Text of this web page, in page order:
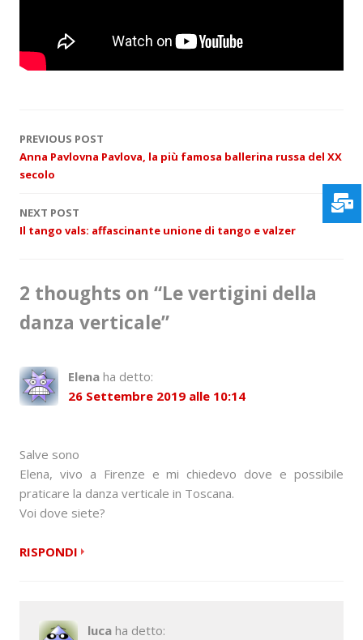
P
o
s
t
a
v
i
g
t
i
o
n
PREVIOUS POST
Anna Pavlovna Pavlova, la più famosa ballerina russa del XX
secolo
NEXT POST
Il tango vals: affascinante unione di tango e valzer
2 thoughts on “Le vertigini della
danza verticale”
Elena ha detto:
26 Settembre 2019 alle 10:14
Salve sono
Elena, vivo a Firenze e mi chiedevo dove e possibile
praticare la danza verticale in Toscana.
Voi dove siete?
RISPONDI
luca ha detto: